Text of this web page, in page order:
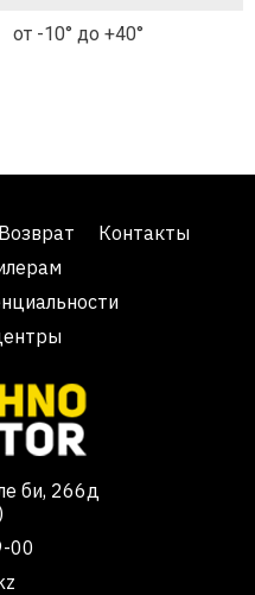
от -10° до +40°
Возврат
Контакты
би, 266д
00